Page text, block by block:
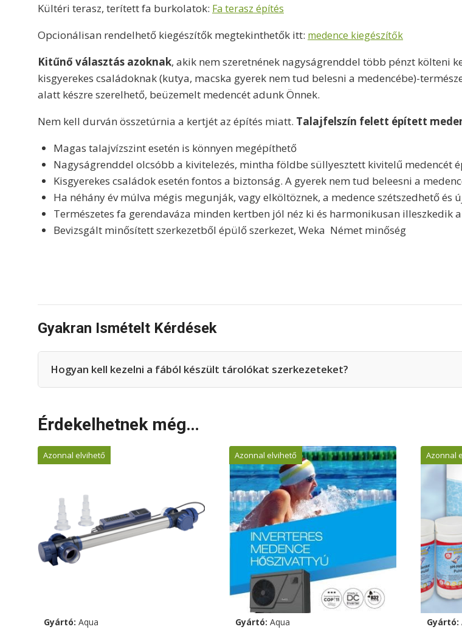
Kültéri terasz, terített fa burkolatok: Fa terasz építés
Opcionálisan rendelhető kiegészítők megtekinthetők itt: medence kiegészítők
Kitűnő választás azoknak, akik nem szeretnének nagyságrenddel több pénzt
kisgyerekes családoknak (kutya, macska gyerek nem tud belesni a medencébe)-
alatt készre szerelhető, beüzemelt medencét adunk Önnek.
Nem kell durván összetúrnia a kertjét az építés miatt. Talajfelszín felett épített
Magas talajvízszint esetén is könnyen megépíthető
Nagyságrenddel olcsóbb a kivitelezés, mintha földbe süllyesztett kivitelű medencét
Kisgyerekes családok esetén fontos a biztonság. A gyerek nem tud beleesni a
Ha néhány év múlva mégis megunják, vagy elköltöznek, a medence szétszedhető és
Természetes fa gerendaváza minden kertben jól néz ki és harmonikusan illeszkedik
Bevizsgált minősített szerkezetből épülő szerkezet, Weka Német minőség
Gyakran Ismételt Kérdések
Hogyan kell kezelni a fából készült tárolókat szerkezeteket?
Érdekelhetnek még…
Azonnal elvihető
Gyártó: Aqua
Azonnal elvihető
Gyártó: Aqua
Azonnal
Gyártó: